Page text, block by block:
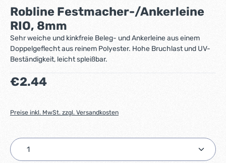
Durchschnittliche Bewertung von 0 von 5 Sternen
Robline Festmacher-/Ankerleine
RIO, 8mm
Sehr weiche und kinkfreie Beleg- und Ankerleine aus einem
Doppelgeflecht aus reinem Polyester. Hohe Bruchlast und UV-
Beständigkeit, leicht spleißbar.
Regulärer Preis:
€2.44
Preise inkl. MwSt. zzgl. Versandkosten
Produkt Anzahl: Gib den gewünschten Wert ein